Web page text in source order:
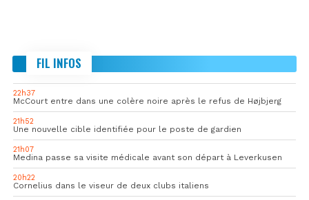
FIL INFOS
22h37
McCourt entre dans une colère noire après le refus de Højbjerg
21h52
Une nouvelle cible identifiée pour le poste de gardien
21h07
Medina passe sa visite médicale avant son départ à Leverkusen
20h22
Cornelius dans le viseur de deux clubs italiens